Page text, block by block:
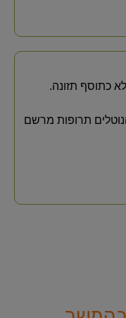
כתוסף תזונה.
תרופות מרשם